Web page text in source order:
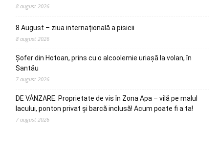
8 august 2026
8 August – ziua internațională a pisicii
8 august 2026
Șofer din Hotoan, prins cu o alcoolemie uriașă la volan, în
Santău
7 august 2026
DE VÂNZARE: Proprietate de vis în Zona Apa – vilă pe malul
lacului, ponton privat și barcă inclusă! Acum poate fi a ta!
7 august 2026